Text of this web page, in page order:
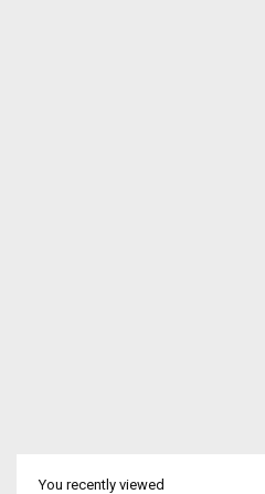
You recently viewed